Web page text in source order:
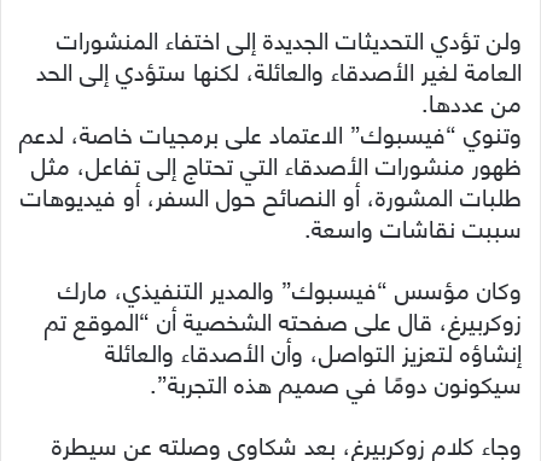
ولن تؤدي التحديثات الجديدة إلى اختفاء المنشورات
العامة لغير الأصدقاء والعائلة، لكنها ستؤدي إلى الحد
من عددها.
وتنوي “فيسبوك” الاعتماد على برمجيات خاصة، لدعم
ظهور منشورات الأصدقاء التي تحتاج إلى تفاعل، مثل
طلبات المشورة، أو النصائح حول السفر، أو فيديوهات
سببت نقاشات واسعة.
وكان مؤسس “فيسبوك” والمدير التنفيذي، مارك
زوكربيرغ، قال على صفحته الشخصية أن “الموقع تم
إنشاؤه لتعزيز التواصل، وأن الأصدقاء والعائلة
سيكونون دومًا في صميم هذه التجربة”.
وجاء كلام زوكربيرغ، بعد شكاوى وصلته عن سيطرة